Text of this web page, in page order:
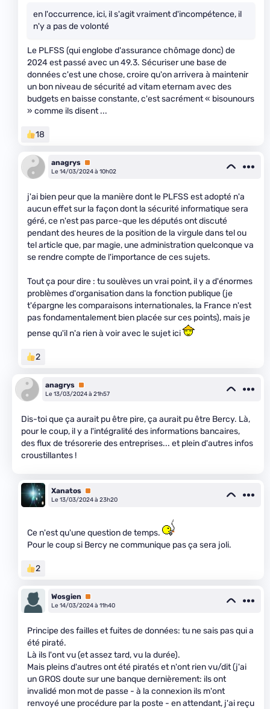
en l'occurrence, ici, il s'agit vraiment d'incompétence, il
n'y a pas de volonté
Le PLFSS (qui englobe d'assurance chômage donc) de
2024 est passé avec un 49.3. Sécuriser une base de
données c'est une chose, croire qu'on arrivera à maintenir
un bon niveau de sécurité ad vitam eternam avec des
budgets en baisse constante, c'est sacrément « bisounours
» comme ils disent ...
18
anagrys Premium
Le 14/03/2024 à 10h02
j'ai bien peur que la manière dont le PLFSS est adopté n'a
aucun effet sur la façon dont la sécurité informatique sera
géré, ce n'est pas parce-que les députés ont discuté
pendant des heures de la position de la virgule dans tel ou
tel article que, par magie, une administration quelconque va
se rendre compte de l'importance de ces sujets.
Tout ça pour dire : tu soulèves un vrai point, il y a d'énormes
problèmes d'organisation dans la fonction publique (je
t'épargne les comparaisons internationales, la France n'est
pas fondamentalement bien placée sur ces points), mais je
pense qu'il n'a rien à voir avec le sujet ici
2
anagrys Premium
Le 13/03/2024 à 21h57
Dis-toi que ça aurait pu être pire, ça aurait pu être Bercy. Là,
pour le coup, il y a l'intégralité des informations bancaires,
des flux de trésorerie des entreprises... et plein d'autres infos
croustillantes !
Xanatos Premium
Le 13/03/2024 à 23h20
Ce n'est qu'une question de temps.
Pour le coup si Bercy ne communique pas ça sera joli.
2
Wosgien
Premium
Le 14/03/2024 à 11h40
Principe des failles et fuites de données: tu ne sais pas qui a
été piraté.
Là ils l'ont vu (et assez tard, vu la durée).
Mais pleins d'autres ont été piratés et n'ont rien vu/dit (j'ai
un GROS doute sur une banque dernièrement: ils ont
invalidé mon mot de passe - à la connexion ils m'ont
renvoyé une procédure par la poste - en attendant, j'ai reçu